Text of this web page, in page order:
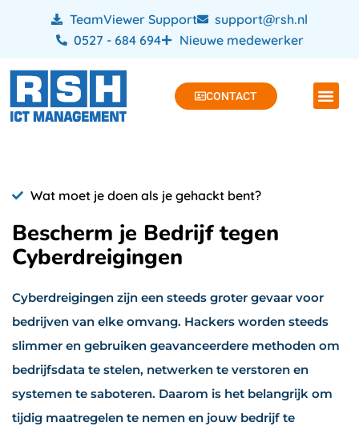
TeamViewer Support
support@rsh.nl
0527 - 684 694
Nieuwe medewerker
CONTACT
Wat moet je doen als je gehackt bent?
Bescherm je Bedrijf tegen
Cyberdreigingen
Cyberdreigingen zijn een steeds groter gevaar voor
bedrijven van elke omvang. Hackers worden steeds
slimmer en gebruiken geavanceerdere methoden om
bedrijfsdata te stelen, netwerken te verstoren en
systemen te saboteren. Daarom is het belangrijk om
tijdig maatregelen te nemen en jouw bedrijf te